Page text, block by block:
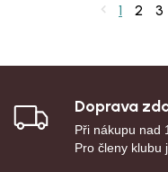
1 2 3
Doprava
Při nákupu nad
Pro členy klubu